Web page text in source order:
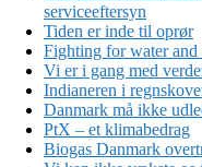
serviceeftersyn
Tiden er inde til oprør
Fighting for water and
Vi er i gang med
Indianeren i
Danmark må ikke
PtX – et klimabedrag
Biogas Danmark